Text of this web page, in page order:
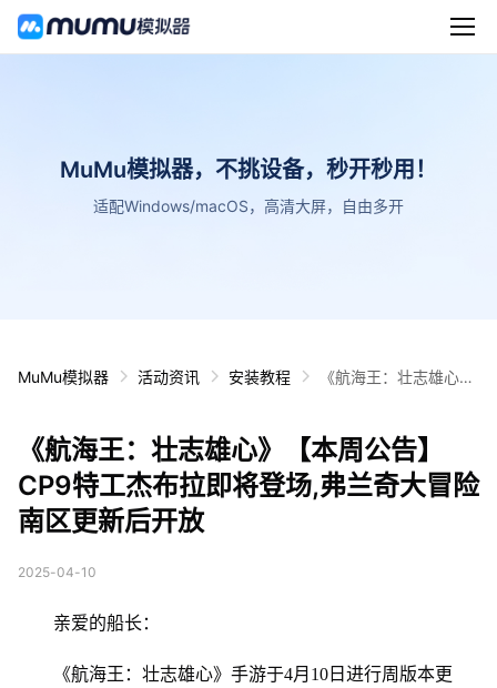
MuMu模拟器，不挑设备，秒开秒用！
适配Windows/macOS，高清大屏，自由多开
MuMu模拟器 活动资讯 安装教程
《航海王：壮志雄心》
大冒险南区更新后开放
《航海王：壮志雄心》【本周公告】
CP9特工杰布拉即将登场,弗兰奇大冒险
南区更新后开放
2025-04-10
亲爱的船长：
《航海王：壮志雄心》手游于4月10日进行周版本更